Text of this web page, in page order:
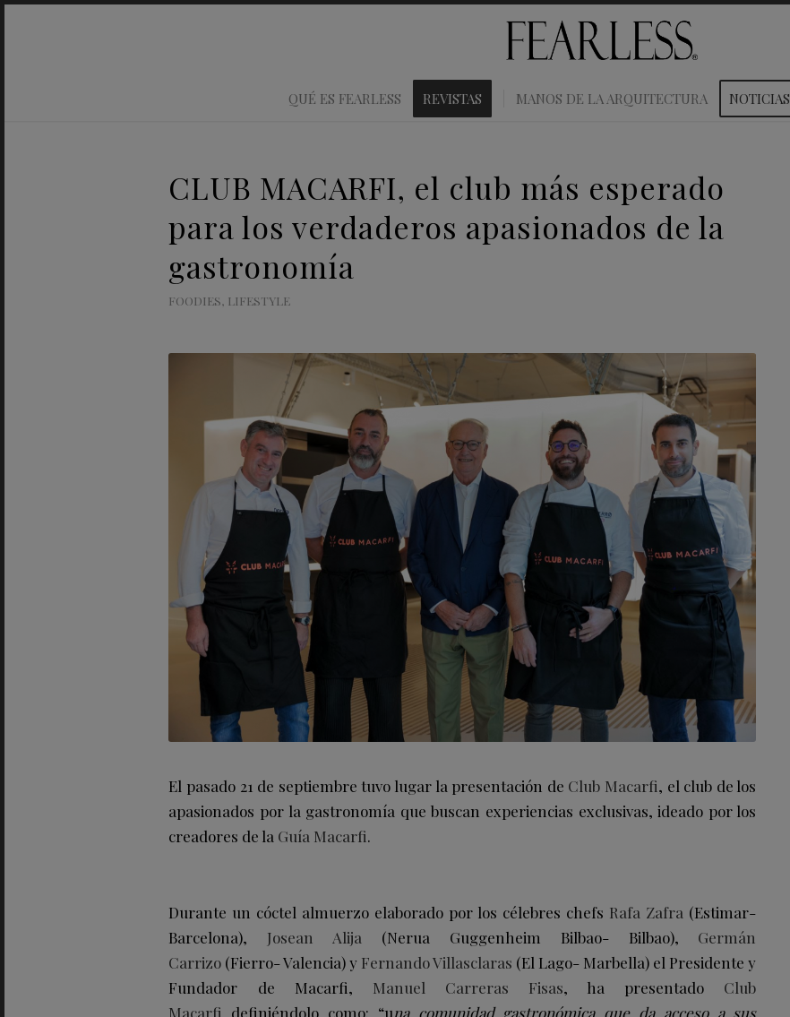
QUÉ ES FEARLESS REVISTAS MANOS DE LA ARQUITECTURA NOTICIAS
CLUB MACARFI, el club más esperado
para los verdaderos apasionados de la
gastronomía
FOODIES, LIFESTYLE
El pasado 21 de septiembre tuvo lugar la presentación de Club Macarfi, el club de los
apasionados por la gastronomía que buscan experiencias exclusivas, ideado por los
creadores de la Guía Macarfi.
Durante un cóctel almuerzo elaborado por los célebres chefs Rafa Zafra (Estimar-
Barcelona), Josean Alija (Nerua Guggenheim Bilbao- Bilbao), Germán
Carrizo (Fierro- Valencia) y Fernando Villasclaras (El Lago- Marbella) el Presidente y
Fundador de Macarfi, Manuel Carreras Fisas, ha presentado Club
Macarfi definiéndolo como: “una comunidad gastronómica que da acceso a sus